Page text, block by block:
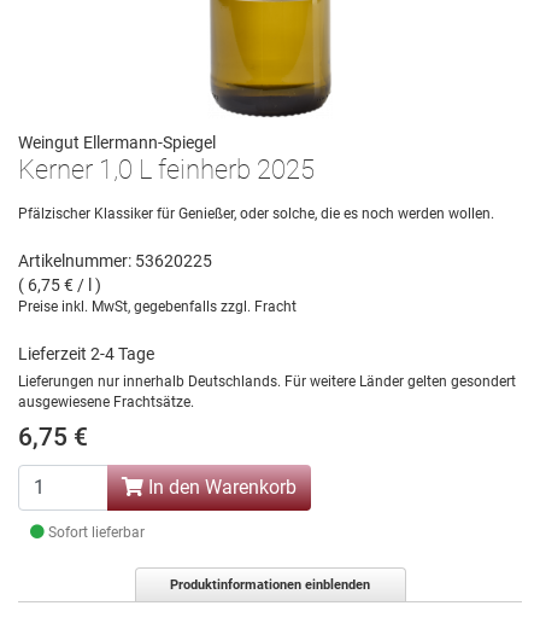
Weingut Ellermann-Spiegel
Kerner 1,0 L feinherb 2025
Pfälzischer Klassiker für Genießer, oder solche, die es noch werden wollen.
Artikelnummer: 53620225
( 6,75 € / l )
Preise inkl. MwSt, gegebenfalls zzgl. Fracht
Lieferzeit 2-4 Tage
Lieferungen nur innerhalb Deutschlands. Für weitere Länder gelten gesondert
ausgewiesene Frachtsätze.
6,75 €
In den Warenkorb
Sofort lieferbar
Produktinformationen einblenden